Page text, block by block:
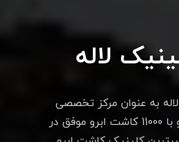
لاله
به عنوان مرکز تخصصی
کاشت ابرو با 11000 کاشت ابرو موفق در